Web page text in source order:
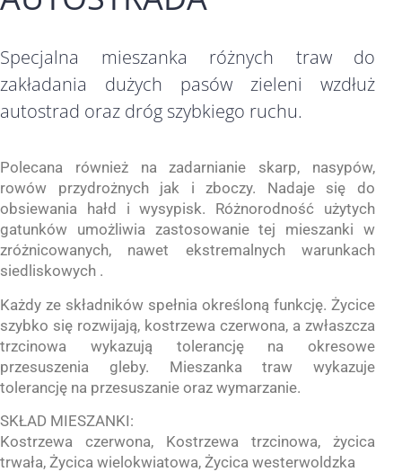
Specjalna mieszanka różnych traw do
zakładania dużych pasów zieleni wzdłuż
autostrad oraz dróg szybkiego ruchu.
Polecana również na zadarnianie skarp, nasypów,
rowów przydrożnych jak i zboczy. Nadaje się do
obsiewania hałd i wysypisk. Różnorodność użytych
gatunków umożliwia zastosowanie tej mieszanki w
zróżnicowanych, nawet ekstremalnych warunkach
siedliskowych .
Każdy ze składników spełnia określoną funkcję. Życice
szybko się rozwijają, kostrzewa czerwona, a zwłaszcza
trzcinowa wykazują tolerancję na okresowe
przesuszenia gleby. Mieszanka traw wykazuje
tolerancję na przesuszanie oraz wymarzanie.
SKŁAD MIESZANKI:
Kostrzewa czerwona, Kostrzewa trzcinowa, życica
trwała, Życica wielokwiatowa, Życica westerwoldzka